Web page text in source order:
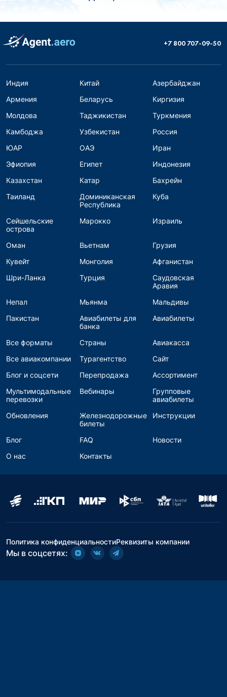
+7 800 707-09-50
Индия Китай
Азербайджан
Армения
Беларусь
Киргизия
Молдова
Таджикистан
Туркмения
Камбоджа
Узбекистан
Россия
ЮАР
ОАЭ
Иран
Эфиопия
Египет
Индонезия
Казахстан
Катар
Бахрейн
Таиланд
Доминиканская
Республика
Куба
Сейшельские
острова
Марокко Израиль
Оман Вьетнам
Грузия
Кувейт
Монголия
Афганистан
Шри-Ланка
Турция
Саудовская
Аравия
Непал
Мьянма
Мальдивы
Пакистан
Авиабилеты для
банка
Авиабилеты
Все форматы Страны
Авиакасса
Все авиакомпании
Турагентство
Сайт
Блог и соцсети
Перепродажа
Ассортимент
Мультимодальные
перевозки
Вебинары
Групповые
авиабилеты
Обновления
Железнодорожные
билеты
Инструкции
Блог FAQ
Новости
О нас
Контакты
Политика конфиденциальностиРеквизиты компании
Мы в соцсетях: